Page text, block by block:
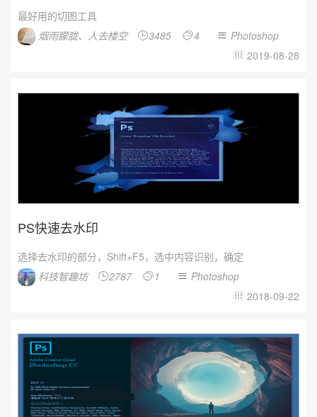
最好用的切图工具
烟雨朦胧、人去楼空
3485 4  Photoshop
 2019-08-28
PS快速去水印
选择去水印的部分，Shift+F5，选中内容识别，确定
科技智趣坊
2787 1  Photoshop
 2018-09-22